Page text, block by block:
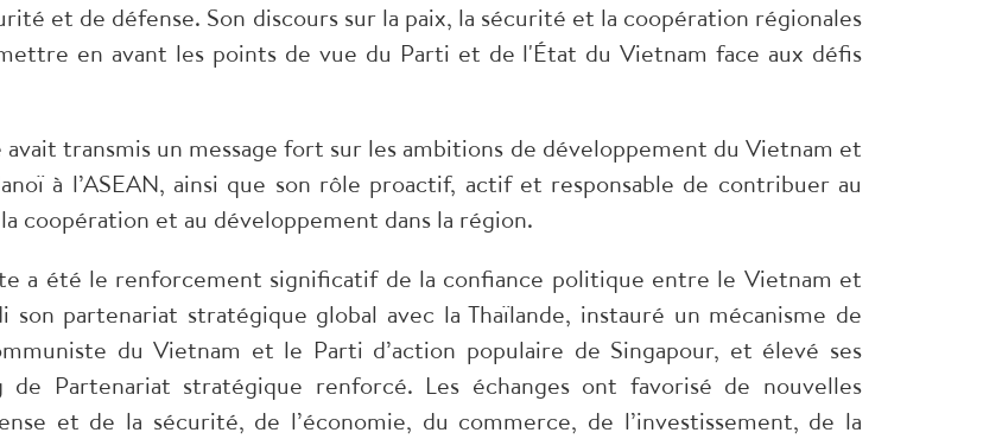
et de défense. Son discours sur la paix, la sécurité et la coopération régionales
en avant les points de vue du Parti et de l'État du Vietnam face aux défis
transmis un message fort sur les ambitions de développement du Vietnam et
à l’ASEAN, ainsi que son rôle proactif, actif et responsable de contribuer au
coopération et au développement dans la région.
a été le renforcement significatif de la confiance politique entre le Vietnam et
partenariat stratégique global avec la Thaïlande, instauré un mécanisme de
du Vietnam et le Parti d’action populaire de Singapour, et élevé ses
de Partenariat stratégique renforcé. Les échanges ont favorisé de nouvelles
et de la sécurité, de l’économie, du commerce, de l’investissement, de la